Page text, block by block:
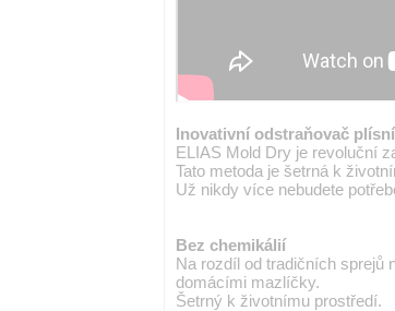
Inovativní odstraňovač
ELIAS Mold Dry je revoluční
Tato metoda je šetrná k
Už nikdy více nebudete
Bez chemikálií
Na rozdíl od tradičních sprejů
domácími mazlíčky.
Šetrný k životnímu prostředí.